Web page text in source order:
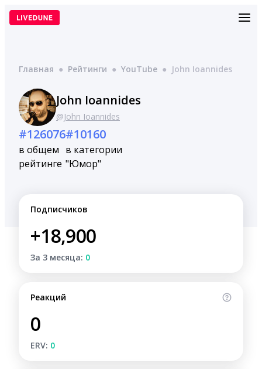
Перейти
Главная ● Рейтинги ● YouTube ● John Ioannides
John Ioannides
@John Ioannides
#126076
в общем
рейтинге
#10160
в категории
"Юмор"
Подписчиков
+18,900
За 3 месяца: 0
Реакций
0
ERV: 0